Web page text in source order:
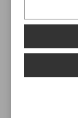
49,90 €